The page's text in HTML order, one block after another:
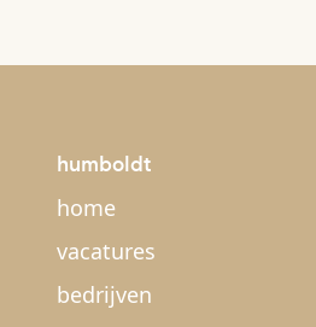
humboldt
home
vacatures
bedrijven